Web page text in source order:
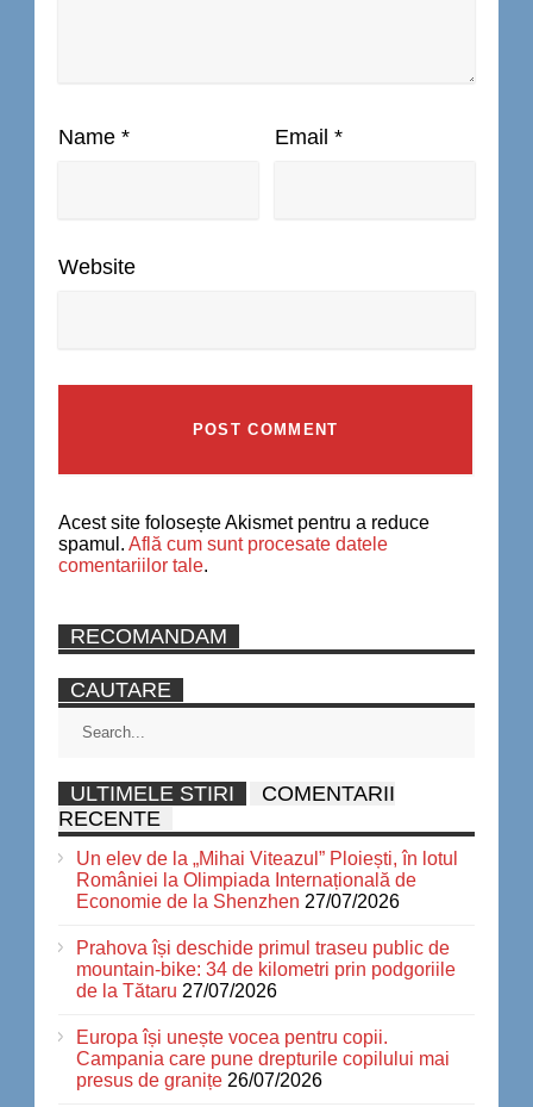
Name * Email *
Website
Acest site folosește Akismet pentru a reduce
spamul. Află cum sunt procesate datele
comentariilor tale.
RECOMANDAM
CAUTARE
ULTIMELE STIRI
COMENTARII
RECENTE
Un elev de la „Mihai Viteazul” Ploiești, în lotul
României la Olimpiada Internațională de
Economie de la Shenzhen 27/07/2026
Prahova își deschide primul traseu public de
mountain-bike: 34 de kilometri prin podgoriile
de la Tătaru 27/07/2026
Europa își unește vocea pentru copii.
Campania care pune drepturile copilului mai
presus de granițe 26/07/2026